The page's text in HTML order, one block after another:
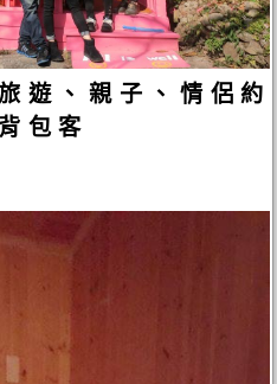
遊、親子、情侶約
包客